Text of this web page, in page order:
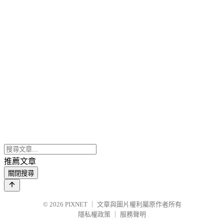
推薦文章
關閉搜尋
© 2026 PIXNET
文章與圖片權利屬原作者所有
隱私權政策
服務聲明